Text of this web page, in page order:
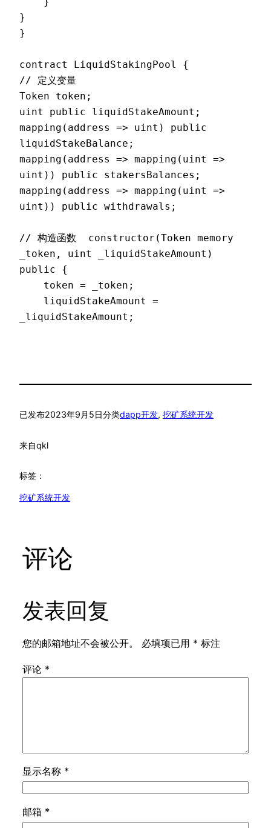
}
}
contract LiquidStakingPool {
// 定义变量
Token token;
uint public liquidStakeAmount;
mapping(address => uint) public
liquidStakeBalance;
mapping(address => mapping(uint =>
uint)) public stakersBalances;
mapping(address => mapping(uint =>
uint)) public withdrawals;
// 构造函数  constructor(Token memory
_token, uint _liquidStakeAmount)
public {
_liquidStakeAmount;
已发布2023年9月5日分类dapp开发, 挖矿系统开发
来自qkl
标签：
挖矿系统开发
评论
发表回复
您的邮箱地址不会被公开。 必填项已用 * 标注
评论 *
显示名称 *
邮箱 *